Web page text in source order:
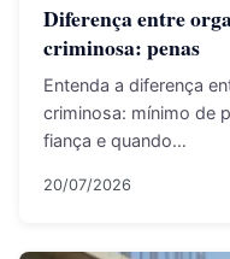
Diferença entre
criminosa: penas
Entenda a diferença
criminosa: mínimo de
fiança e quando…
20/07/2026